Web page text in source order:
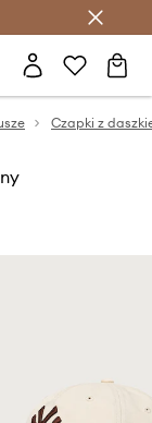
Czapki z